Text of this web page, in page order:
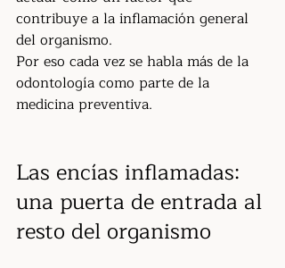
contribuye a la inflamación general
del organismo.
Por eso cada vez se habla más de la
odontología como parte de la
medicina preventiva.
Las encías inflamadas:
una puerta de entrada al
resto del organismo